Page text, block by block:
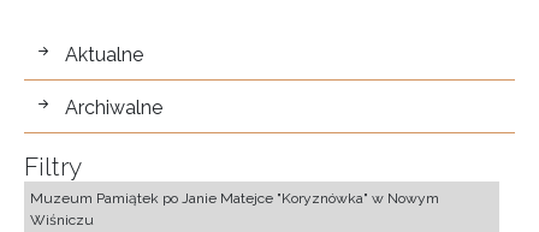
wystawy
Aktualne
Archiwalne
Filtry
Muzeum Pamiątek po Janie Matejce "Koryznówka" w Nowym
Wiśniczu